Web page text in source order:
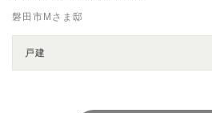
磐田市Mさま邸
戸建